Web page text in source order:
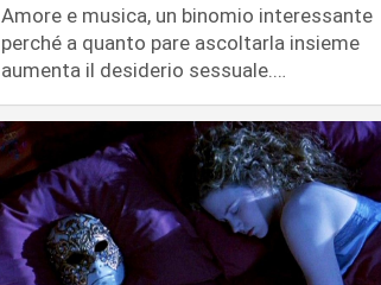
Amore e musica, un binomio interessante
perché a quanto pare ascoltarla insieme
aumenta il desiderio sessuale.…